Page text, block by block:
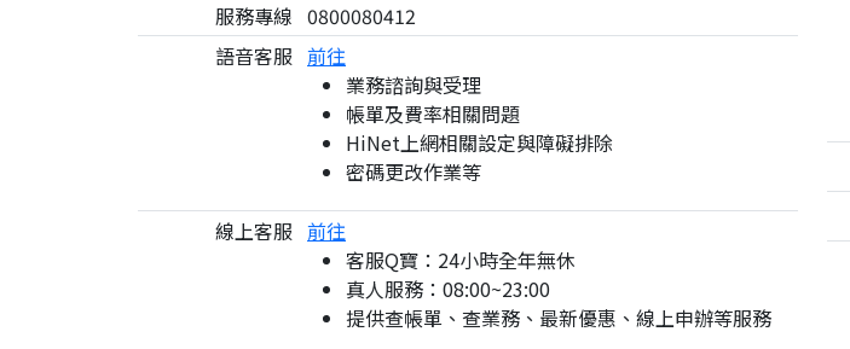
服務專線 0800080412
語音客服 前往
業務諮詢與受理
帳單及費率相關問題
HiNet上網相關設定與障礙排除
密碼更改作業等
線上客服 前往
客服Q寶：24小時全年無休
真人服務：08:00~23:00
提供查帳單、查業務、最新優惠、線上申辦等服務